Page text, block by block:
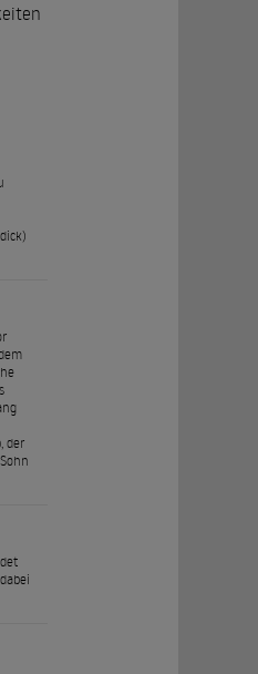
der